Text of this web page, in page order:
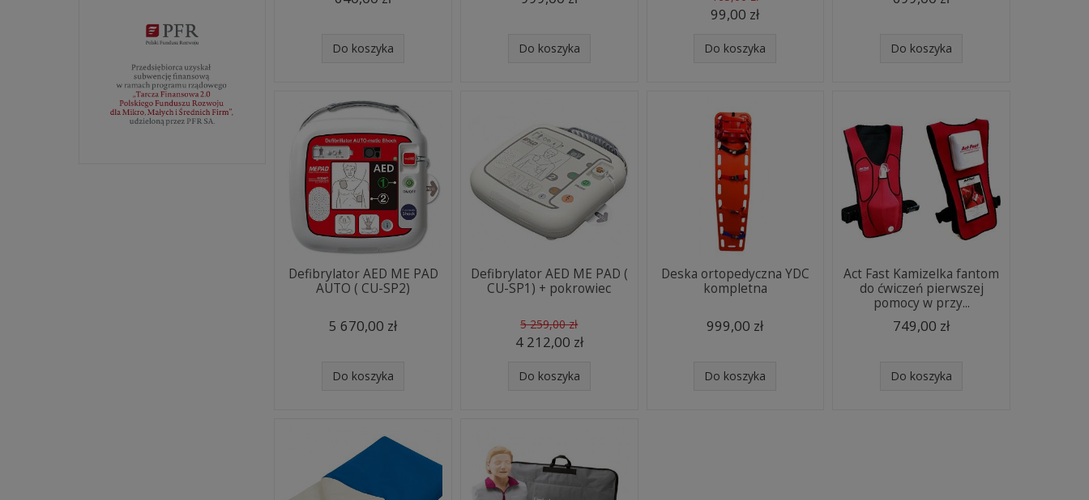
Do koszyka Do koszyka
99,00 zł
Do koszyka Do koszyka
Defibrylator AED ME PAD
AUTO ( CU-SP2)
5 670,00 zł
Do koszyka
Defibrylator AED ME PAD (
CU-SP1) + pokrowiec
5 259,00 zł
4 212,00 zł
Do koszyka
Deska ortopedyczna YDC
kompletna
999,00 zł
Do koszyka
Act Fast Kamizelka fantom
do ćwiczeń pierwszej
pomocy w przy...
749,00 zł
Do koszyka